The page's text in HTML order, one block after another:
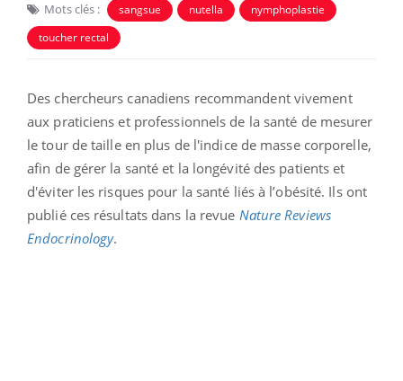
Mots clés : sangsue nutella
nymphoplastie
toucher rectal
Des chercheurs canadiens recommandent vivement
aux praticiens et professionnels de la santé de mesurer
le tour de taille en plus de l'indice de masse corporelle,
afin de gérer la santé et la longévité des patients et
d'éviter les risques pour la santé liés à l’obésité. Ils ont
publié ces résultats dans la revue Nature Reviews
Endocrinology.